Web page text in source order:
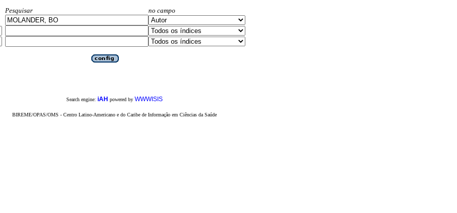
Pesquisar
no campo
Search engine: iAH powered by WWWISIS
BIREME/OPAS/OMS - Centro Latino-Americano e do Caribe de Informação em Ciências da Saúde